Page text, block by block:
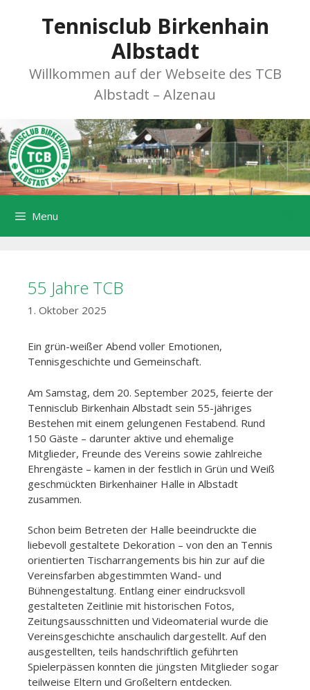
Tennisclub Birkenhain
Albstadt
Willkommen auf der Webseite des TCB
Albstadt – Alzenau
Menu
55 Jahre TCB
1. Oktober 2025
Ein grün-weißer Abend voller Emotionen,
Tennisgeschichte und Gemeinschaft.
Am Samstag, dem 20. September 2025, feierte der
Tennisclub Birkenhain Albstadt sein 55-jähriges
Bestehen mit einem gelungenen Festabend. Rund
150 Gäste – darunter aktive und ehemalige
Mitglieder, Freunde des Vereins sowie zahlreiche
Ehrengäste – kamen in der festlich in Grün und Weiß
geschmückten Birkenhainer Halle in Albstadt
zusammen.
Schon beim Betreten der Halle beeindruckte die
liebevoll gestaltete Dekoration – von den an Tennis
orientierten Tischarrangements bis hin zur auf die
Vereinsfarben abgestimmten Wand- und
Bühnengestaltung. Entlang einer eindrucksvoll
gestalteten Zeitlinie mit historischen Fotos,
Zeitungsausschnitten und Videomaterial wurde die
Vereinsgeschichte anschaulich dargestellt. Auf den
ausgestellten, teils handschriftlich geführten
Spielerpässen konnten die jüngsten Mitglieder sogar
teilweise Eltern und Großeltern entdecken.